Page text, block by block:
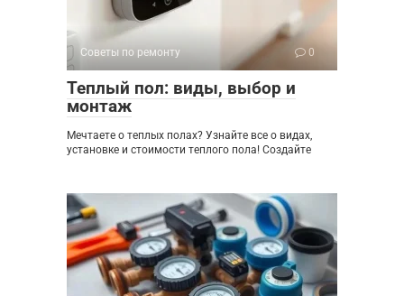
Советы по ремонту 0
Теплый пол: виды, выбор и
монтаж
Мечтаете о теплых полах? Узнайте все о видах,
установке и стоимости теплого пола! Создайте